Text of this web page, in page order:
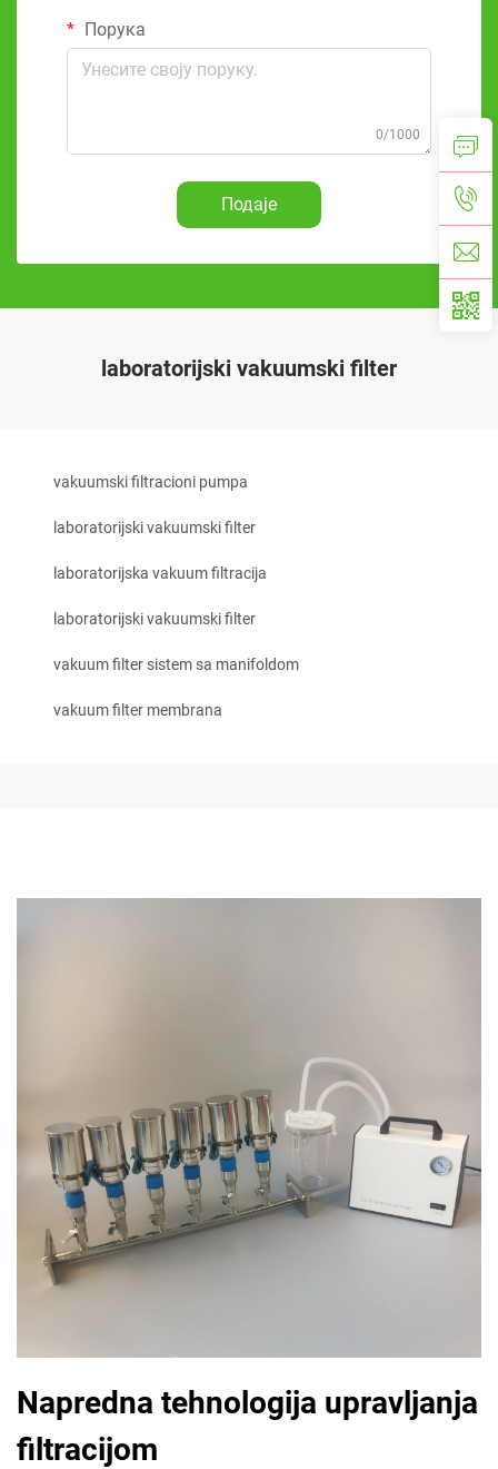
Порука
0/1000
Подаје
laboratorijski vakuumski filter
vakuumski filtracioni pumpa
laboratorijski vakuumski filter
laboratorijska vakuum filtracija
laboratorijski vakuumski filter
vakuum filter sistem sa manifoldom
vakuum filter membrana
Napredna tehnologija upravljanja
filtracijom